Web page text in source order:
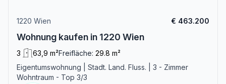
1220 Wien € 463.200
Wohnung kaufen in 1220 Wien
3 63,9 m²Freifläche: 29.8 m²
Eigentumswohnung | Stadt. Land. Fluss. | 3 - Zimmer
Wohntraum - Top 3/3